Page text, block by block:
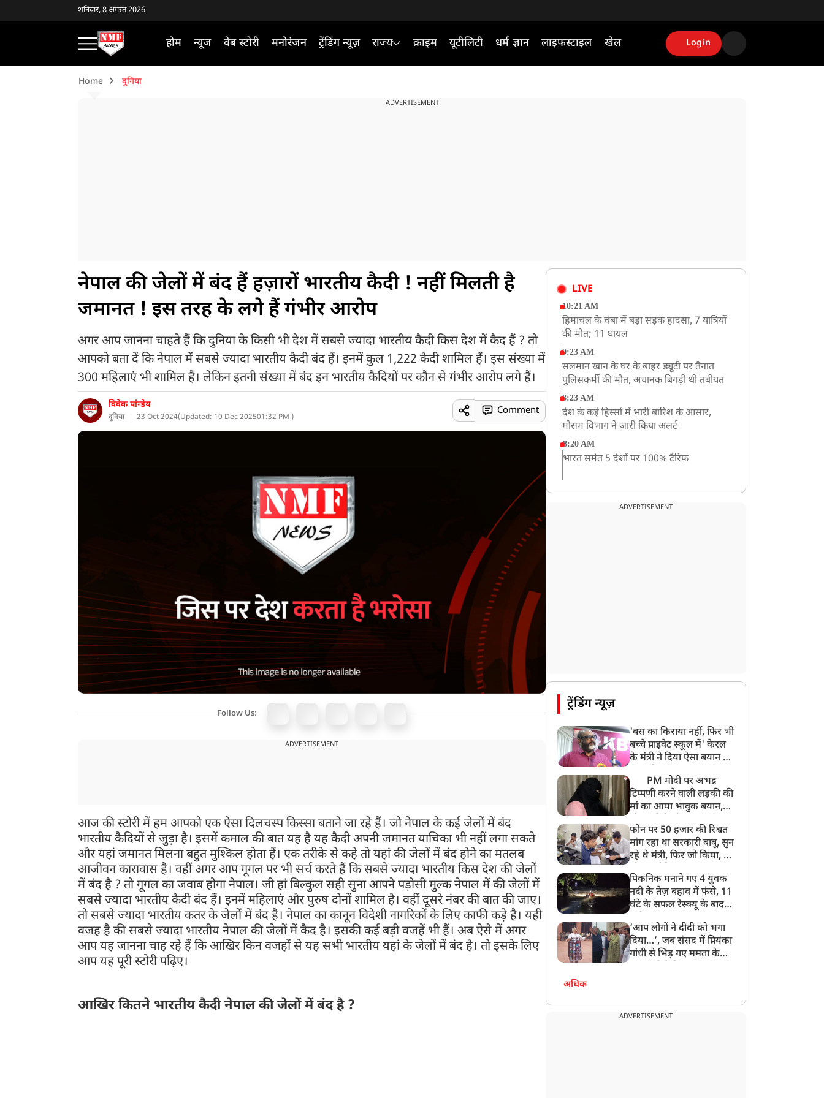
शनिवार, 8 अगस्त 2026
होम न्यूज वेब स्टोरी मनोरंजन ट्रेंडिंग न्यूज़ राज्य क्राइम यूटीलिटी धर्म ज्ञान लाइफस्टाइल खेल Login
Home दुनिया
ADVERTISEMENT
नेपाल की जेलों में बंद हैं हज़ारों भारतीय कैदी ! नहीं मिलती है
जमानत ! इस तरह के लगे हैं गंभीर आरोप
अगर आप जानना चाहते हैं कि दुनिया के किसी भी देश में सबसे ज्यादा भारतीय कैदी किस देश में कैद हैं ? तो
आपको बता दें कि नेपाल में सबसे ज्यादा भारतीय कैदी बंद हैं। इनमें कुल 1,222 कैदी शामिल हैं। इस संख्या में
300 महिलाएं भी शामिल हैं। लेकिन इतनी संख्या में बंद इन भारतीय कैदियों पर कौन से गंभीर आरोप लगे हैं।
विवेक पांन्डेय
दुनिया 23 Oct 2024(Updated: 10 Dec 202501:32 PM )
Comment
Follow Us:
ADVERTISEMENT
आज की स्टोरी में हम आपको एक ऐसा दिलचस्प किस्सा बताने जा रहे हैं। जो नेपाल के कई जेलों में बंद
भारतीय कैदियों से जुड़ा है। इसमें कमाल की बात यह है यह कैदी अपनी जमानत याचिका भी नहीं लगा सकते
और यहां जमानत मिलना बहुत मुश्किल होता हैं। एक तरीके से कहे तो यहां की जेलों में बंद होने का मतलब
आजीवन कारावास है। वहीं अगर आप गूगल पर भी सर्च करते हैं कि सबसे ज्यादा भारतीय किस देश की जेलों
में बंद है ? तो गूगल का जवाब होगा नेपाल। जी हां बिल्कुल सही सुना आपने पड़ोसी मुल्क नेपाल में की जेलों में
सबसे ज्यादा भारतीय कैदी बंद हैं। इनमें महिलाएं और पुरुष दोनों शामिल है। वहीं दूसरे नंबर की बात की जाए।
तो सबसे ज्यादा भारतीय कतर के जेलों में बंद है। नेपाल का कानून विदेशी नागरिकों के लिए काफी कड़े है। यही
वजह है की सबसे ज्यादा भारतीय नेपाल की जेलों में कैद है। इसकी कई बड़ी वजहें भी हैं। अब ऐसे में अगर
आप यह जानना चाह रहे हैं कि आखिर किन वजहों से यह सभी भारतीय यहां के जेलों में बंद है। तो इसके लिए
आप यह पूरी स्टोरी पढ़िए।
आखिर कितने भारतीय कैदी नेपाल की जेलों में बंद है ?
LIVE
10:21 AM
हिमाचल के चंबा में बड़ा सड़क हादसा, 7 यात्रियों
की मौत; 11 घायल
9:23 AM
सलमान खान के घर के बाहर ड्यूटी पर तैनात
पुलिसकर्मी की मौत, अचानक बिगड़ी थी तबीयत
8:23 AM
देश के कई हिस्सों में भारी बारिश के आसार,
मौसम विभाग ने जारी किया अलर्ट
8:20 AM
भारत समेत 5 देशों पर 100% टैरिफ
PM मोदी आज IIT दिल्ली के दीक्षांत समारोह में
ADVERTISEMENT
ट्रेंडिंग न्यूज़
'बस का किराया नहीं, फिर भी
बच्चे प्राइवेट स्कूल में' केरल
के मंत्री ने दिया ऐसा बयान की
PM मोदी पर अभद्र
टिप्पणी करने वाली लड़की की
मां का आया भावुक बयान,
बेटी को गोद लें प्रधानमंत्री
फोन पर 50 हजार की रिश्वत
मांग रहा था सरकारी बाबू, सुन
रहे थे मंत्री, फिर जो किया, वो
पिकनिक मनाने गए 4 युवक
नदी के तेज़ बहाव में फंसे, 11
घंटे के सफल रेस्क्यू के बाद
‘आप लोगों ने दीदी को भगा
दिया…’, जब संसद में प्रियंका
गांधी से भिड़ गए ममता के
अधिक
ADVERTISEMENT